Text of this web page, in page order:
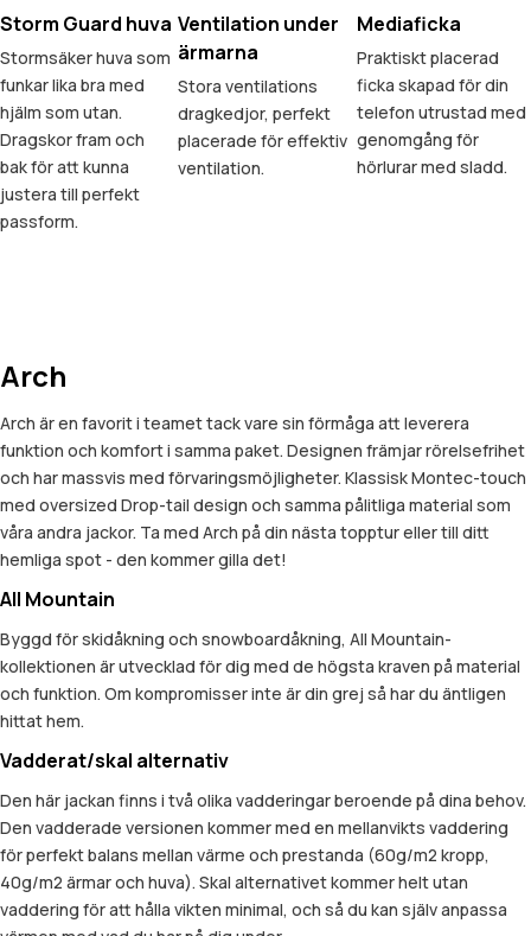
Storm Guard huva
Stormsäker huva som
funkar lika bra med
hjälm som utan.
Dragskor fram och
bak för att kunna
justera till perfekt
passform.
Ventilation under
ärmarna
Stora ventilations
dragkedjor, perfekt
placerade för effektiv
ventilation.
Mediaficka
Praktiskt placerad
ficka skapad för din
telefon utrustad med
genomgång för
hörlurar med sladd.
Arch
Arch är en favorit i teamet tack vare sin förmåga att leverera
funktion och komfort i samma paket. Designen främjar rörelsefrihet
och har massvis med förvaringsmöjligheter. Klassisk Montec-touch
med oversized Drop-tail design och samma pålitliga material som
våra andra jackor. Ta med Arch på din nästa topptur eller till ditt
hemliga spot - den kommer gilla det!
All Mountain
Byggd för skidåkning och snowboardåkning, All Mountain-
kollektionen är utvecklad för dig med de högsta kraven på material
och funktion. Om kompromisser inte är din grej så har du äntligen
hittat hem.
Vadderat/skal alternativ
Den här jackan finns i två olika vadderingar beroende på dina behov.
Den vadderade versionen kommer med en mellanvikts vaddering
för perfekt balans mellan värme och prestanda (60g/m2 kropp,
40g/m2 ärmar och huva). Skal alternativet kommer helt utan
vaddering för att hålla vikten minimal, och så du kan själv anpassa